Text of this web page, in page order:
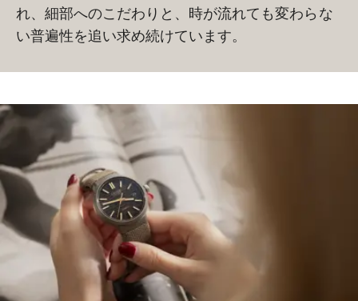
れ、細部へのこだわりと、時が流れても変わらな
い普遍性を追い求め続けています。